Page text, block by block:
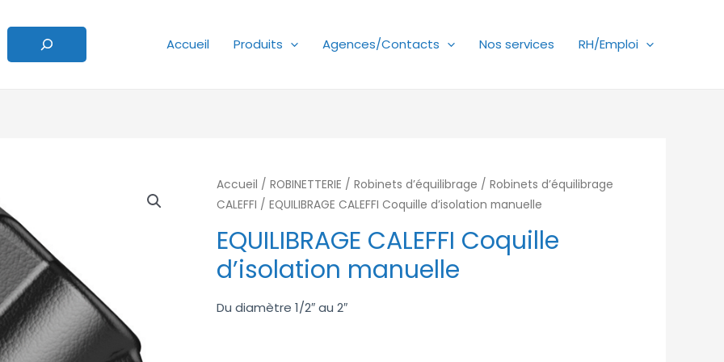
Accueil
Produits Agences/Contacts Nos services RH/Emploi
Accueil /ROBINETTERIE /Robinets d’équilibrage /Robinets d’équilibrage
CALEFFI / EQUILIBRAGE CALEFFI Coquille d’isolation manuelle
EQUILIBRAGE CALEFFI Coquille
d’isolation manuelle
Du diamètre 1/2″ au 2″